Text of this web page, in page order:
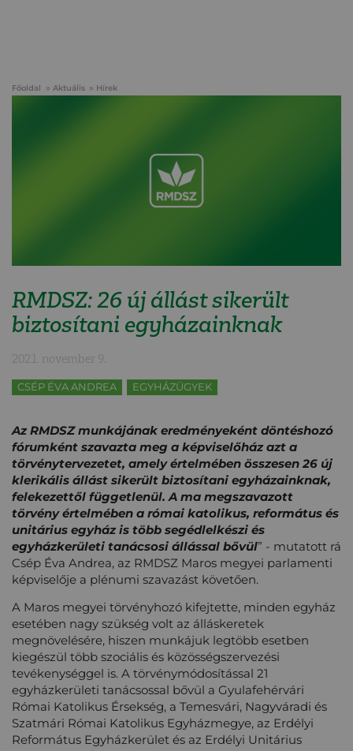
Főoldal Aktuális Hírek
RMDSZ: 26 új állást sikerült
biztosítani egyházainknak
2021. november 9.
CSÉP ÉVA ANDREA EGYHÁZÜGYEK
Az RMDSZ munkájának eredményeként döntéshozó
fórumként szavazta meg a képviselőház azt a
törvénytervezetet, amely értelmében összesen 26 új
klerikális állást sikerült biztosítani egyházainknak,
felekezettől függetlenül. A ma megszavazott
törvény értelmében a római katolikus, református és
unitárius egyház is több segédlelkészi és
egyházkerületi tanácsosi állással bővül” - mutatott rá
Csép Éva Andrea, az RMDSZ Maros megyei parlamenti
képviselője a plénumi szavazást követően.
A Maros megyei törvényhozó kifejtette, minden egyház
esetében nagy szükség volt az álláskeretek
megnövelésére, hiszen munkájuk legtöbb esetben
kiegészül több szociális és közösségszervezési
tevékenységgel is. A törvénymódosítással 21
egyházkerületi tanácsossal bővül a Gyulafehérvári
Római Katolikus Érsekség, a Temesvári, Nagyváradi és
Szatmári Római Katolikus Egyházmegye, az Erdélyi
Református Egyházkerület és az Erdélyi Unitárius